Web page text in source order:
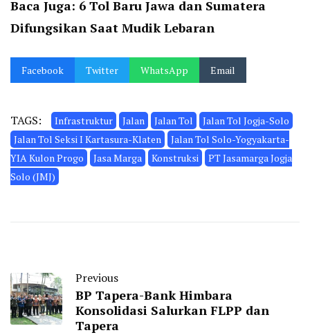
Baca Juga: 6 Tol Baru Jawa dan Sumatera
Difungsikan Saat Mudik Lebaran
Facebook Twitter WhatsApp Email
TAGS: Infrastruktur Jalan Jalan Tol
Jalan Tol Jogja-Solo
Jalan Tol Seksi I Kartasura-Klaten
Jalan Tol Solo-Yogyakarta-
YIA Kulon Progo
Jasa Marga Konstruksi
PT Jasamarga Jogja
Solo (JMJ)
Previous
BP Tapera-Bank Himbara
Konsolidasi Salurkan FLPP dan
Tapera